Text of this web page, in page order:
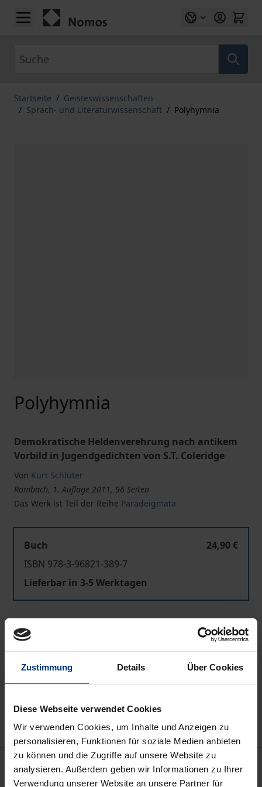
Zustimmung Details Über Cookies
Diese Webseite verwendet Cookies
Wir verwenden Cookies, um Inhalte und Anzeigen zu
personalisieren, Funktionen für soziale Medien anbieten
zu können und die Zugriffe auf unsere Website zu
analysieren. Außerdem geben wir Informationen zu Ihrer
Verwendung unserer Website an unsere Partner für
Zum Inhalt springen
Startseite / Geisteswissenschaften
/ Sprach- und Literaturwissenschaft / Polyhymnia
Polyhymnia
Demokratische Heldenverehrung nach antikem
Vorbild in Jugendgedichten von S.T. Coleridge
Von Kurt Schlüter
Rombach, 1. Auflage 2011, 96 Seiten
Das Werk ist Teil der Reihe Paradeigmata
Buch
24,90 €
ISBN 978-3-96821-389-7
Lieferbar in 3-5 Werktagen
kann die MwSt. an der Kasse variieren.
In den Warenkorb
Zur Wunschliste hinzufügen
Hinweise zu Versandkosten
Beschreibung